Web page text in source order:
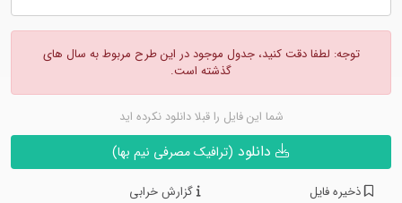
توجه: لطفا دقت کنید، جدول موجود در این طرح مربوط به سال های
گذشته است.
شما این فایل را قبلا دانلود نکرده اید
(ترافیک مصرفی نیم بها)
ذخیره فایل گزارش خرابی